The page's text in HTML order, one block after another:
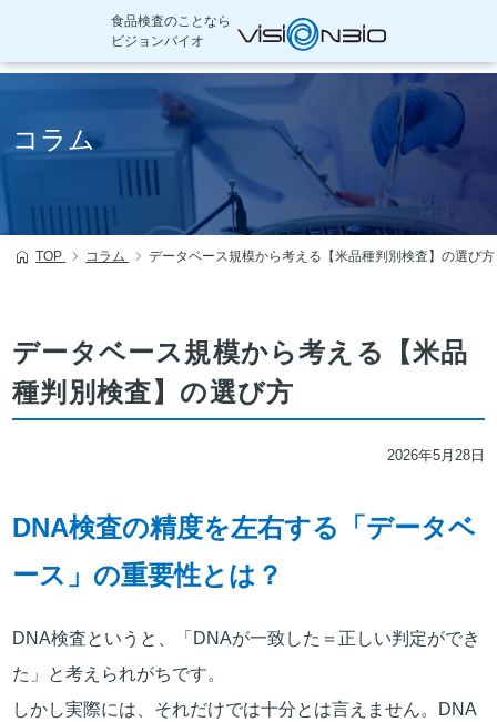
へ
食品検査のことなら
ビジョンバイオ
コラム
TOP コラム データベース規模から考える【米品種判別検査】の選び方
データベース規模から考える【米品
種判別検査】の選び方
2026年5月28日
DNA検査の精度を左右する「データベ
ース」の重要性とは？
DNA検査というと、「DNAが一致した＝正しい判定ができ
た」と考えられがちです。
しかし実際には、それだけでは十分とは言えません。DNA